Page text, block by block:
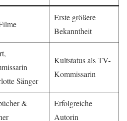
Erste größere
Bekanntheit
Sänger
Kultstatus als TV-
Kommissarin
&
Erfolgreiche
Autorin